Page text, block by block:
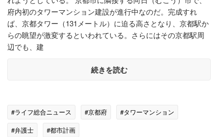
府内初のタワーマンション建設が進行中なのだ。完成すれ
ば、京都タワー（131メートル）に迫る高さとなり、京都駅か
らの眺望が激変するといわれている。さらにはその京都駅周
辺でも、建
続きを読む
#ライフ総合ニュース #京都府
#タワーマンション
#弁護士
#都市計画